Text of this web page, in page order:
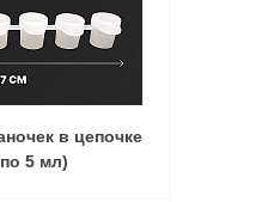
в цепочке
5 мл)